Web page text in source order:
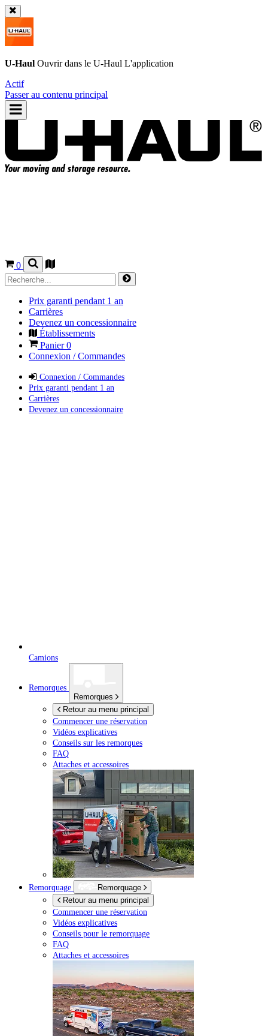
U-Haul Ouvrir dans le U-Haul L'application
Actif
Passer au contenu principal
0
Prix garanti pendant 1 an
Carrières
Devenez un concessionnaire
Établissements
Panier0
Connexion / Commandes
Connexion / Commandes
Prix garanti pendant 1 an
Carrières
Devenez un concessionnaire
Camions
Remorques
Remorques
Retour au menu principal
Commencer une réservation
Vidéos explicatives
Conseils sur les remorques
FAQ
Attaches et accessoires
Remorquage
Remorquage
Retour au menu principal
Commencer une réservation
Vidéos explicatives
Conseils pour le remorquage
FAQ
Attaches et accessoires